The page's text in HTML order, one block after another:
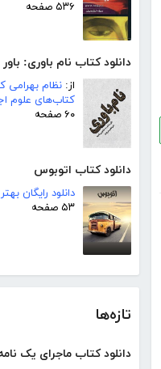
۵۳۶ صفحه
دانلود کتاب نام باوری:
از: نظام بهرامی
کتاب‌های علوم
۶۰ صفحه
دانلود کتاب اتوبوس
دانلود رایگان
۵۳ صفحه
تازه‌ها
دانلود کتاب ماجرای یک